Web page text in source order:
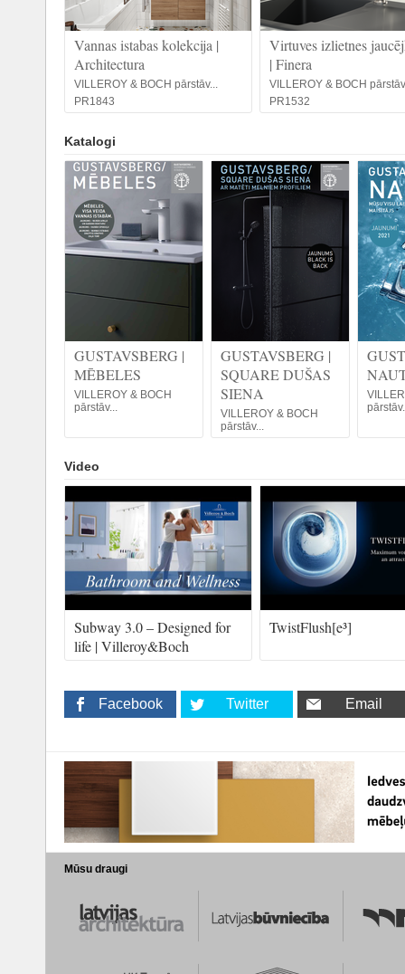
Vannas istabas kolekcija |
Architectura
VILLEROY & BOCH pārstāv...
PR1843
Virtuves izlietnes
| Finera
VILLEROY & BOCH
PR1532
Katalogi
GUSTAVSBERG |
MĒBELES
VILLEROY & BOCH
pārstāv...
GUSTAVSBERG |
SQUARE DUŠAS
SIENA
VILLEROY & BOCH
pārstāv...
Video
Subway 3.0 – Designed for
life | Villeroy&Boch
TwistFlush[e³]
Facebook Twitter Email
Mūsu draugi